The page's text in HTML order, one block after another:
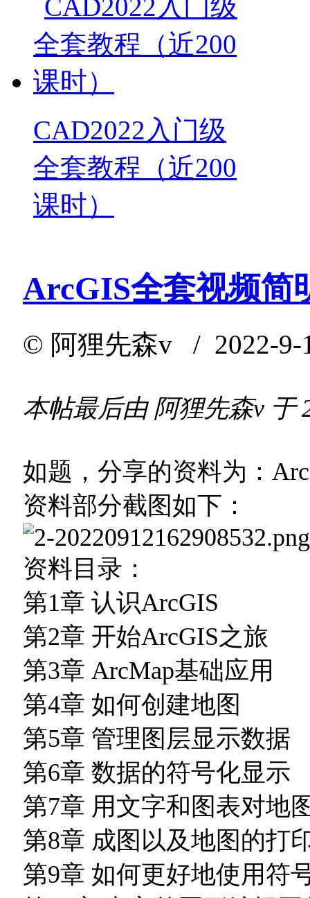
CAD2022入门级
全套教程（近200
课时）
ArcGIS全套视频简
© 阿狸先森v / 2022-
本帖最后由 阿狸先森v 于
如题，分享的资料为：
资料部分截图如下：
资料目录：
第1章 认识ArcGIS
第2章 开始ArcGIS之旅
第3章 ArcMap基础应用
第4章 如何创建地图
第5章 管理图层显示数据
第6章 数据的符号化显示
第7章 用文字和图表对地
第8章 成图以及地图的打
第9章 如何更好地使用符